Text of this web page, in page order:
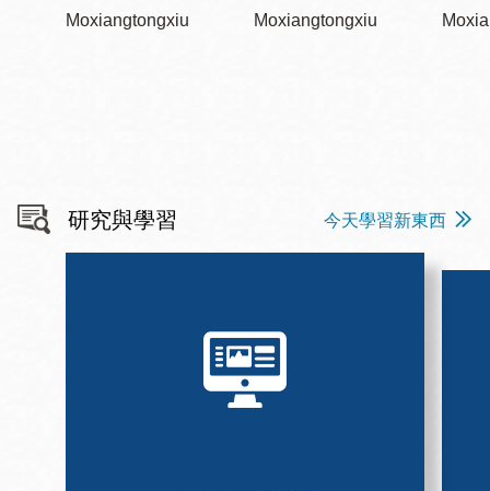
Moxiangtongxiu Moxiangtongxiu
研究與學習 今天學習新東西